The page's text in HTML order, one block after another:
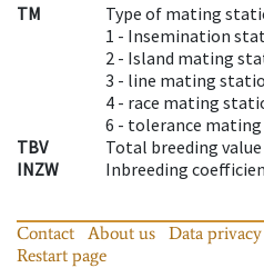
TM
Type of mating
1 - Insemination
2 - Island mating
3 - line mating
4 - race mating
6 - tolerance
TBV
Total breeding value
INZW
Inbreeding
Contact About us Data
Restart page